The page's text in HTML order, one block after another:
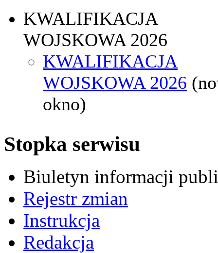
KWALIFIKACJA
WOJSKOWA 2026
KWALIFIKACJA
WOJSKOWA 2026
okno)
Stopka serwisu
Biuletyn informacji
Rejestr zmian
Instrukcja
Redakcja